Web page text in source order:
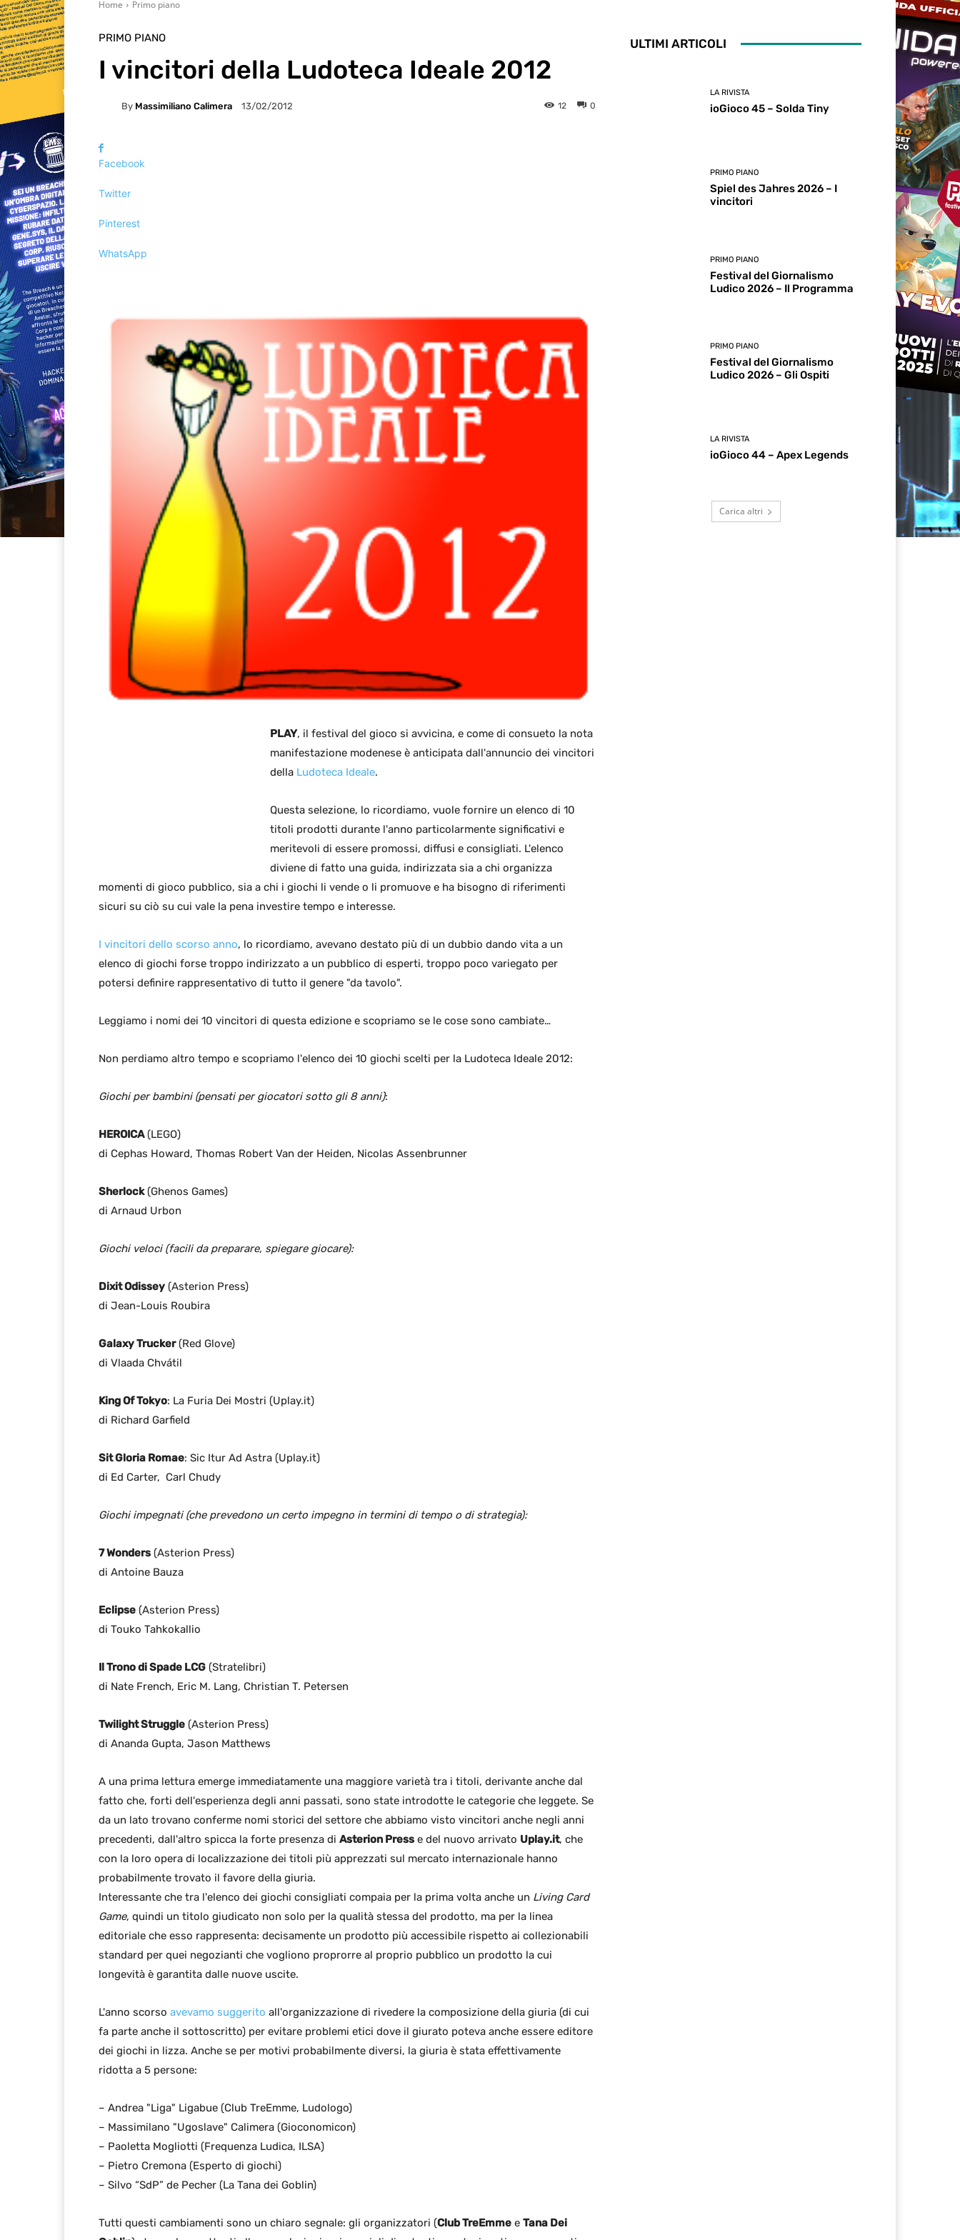
Home Primo piano
PRIMO PIANO
I vincitori della Ludoteca Ideale 2012
By Massimiliano Calimera 13/02/2012 0
12
Facebook
Twitter
Pinterest
WhatsApp
PLAY, il festival del gioco si avvicina, e come di consueto la nota
manifestazione modenese è anticipata dall'annuncio dei vincitori
della Ludoteca Ideale.
Questa selezione, lo ricordiamo, vuole fornire un elenco di 10
titoli prodotti durante l'anno particolarmente significativi e
meritevoli di essere promossi, diffusi e consigliati. L'elenco
diviene di fatto una guida, indirizzata sia a chi organizza
momenti di gioco pubblico, sia a chi i giochi li vende o li promuove e ha bisogno di riferimenti
sicuri su ciò su cui vale la pena investire tempo e interesse.
I vincitori dello scorso anno, lo ricordiamo, avevano destato più di un dubbio dando vita a un
elenco di giochi forse troppo indirizzato a un pubblico di esperti, troppo poco variegato per
potersi definire rappresentativo di tutto il genere "da tavolo".
Leggiamo i nomi dei 10 vincitori di questa edizione e scopriamo se le cose sono cambiate…
Non perdiamo altro tempo e scopriamo l'elenco dei 10 giochi scelti per la Ludoteca Ideale 2012:
Giochi per bambini (pensati per giocatori sotto gli 8 anni):
HEROICA(LEGO)
di Cephas Howard, Thomas Robert Van der Heiden, Nicolas Assenbrunner
Sherlock(Ghenos Games)
di Arnaud Urbon
Giochi veloci (facili da preparare, spiegare giocare):
Dixit Odissey (Asterion Press)
di Jean-Louis Roubira
Galaxy Trucker(Red Glove)
di Vlaada Chvátil
King Of Tokyo: La Furia Dei Mostri (Uplay.it)
di Richard Garfield
Sit Gloria Romae: Sic Itur Ad Astra (Uplay.it)
di Ed Carter, Carl Chudy
Giochi impegnati (che prevedono un certo impegno in termini di tempo o di strategia):
7 Wonders (Asterion Press)
di Antoine Bauza
Eclipse (Asterion Press)
di Touko Tahkokallio
Il Trono di Spade LCG (Stratelibri)
di Nate French, Eric M. Lang, Christian T. Petersen
Twilight Struggle (Asterion Press)
di Ananda Gupta, Jason Matthews
A una prima lettura emerge immediatamente una maggiore varietà tra i titoli, derivante anche dal
fatto che, forti dell'esperienza degli anni passati, sono state introdotte le categorie che leggete. Se
da un lato trovano conferme nomi storici del settore che abbiamo visto vincitori anche negli anni
precedenti, dall'altro spicca la forte presenza di Asterion Press e del nuovo arrivato Uplay.it, che
con la loro opera di localizzazione dei titoli più apprezzati sul mercato internazionale hanno
probabilmente trovato il favore della giuria.
Interessante che tra l'elenco dei giochi consigliati compaia per la prima volta anche un Living Card
Game, quindi un titolo giudicato non solo per la qualità stessa del prodotto, ma per la linea
editoriale che esso rappresenta: decisamente un prodotto più accessibile rispetto ai collezionabili
standard per quei negozianti che vogliono proprorre al proprio pubblico un prodotto la cui
longevità è garantita dalle nuove uscite.
L'anno scorso avevamo suggerito all'organizzazione di rivedere la composizione della giuria (di cui
fa parte anche il sottoscritto) per evitare problemi etici dove il giurato poteva anche essere editore
dei giochi in lizza. Anche se per motivi probabilmente diversi, la giuria è stata effettivamente
ridotta a 5 persone:
– Andrea "Liga" Ligabue (Club TreEmme, Ludologo)
– Massimilano "Ugoslave" Calimera (Gioconomicon)
– Paoletta Mogliotti (Frequenza Ludica, ILSA)
– Pietro Cremona (Esperto di giochi)
– Silvo “SdP” de Pecher (La Tana dei Goblin)
Tutti questi cambiamenti sono un chiaro segnale: gli organizzatori (Club TreEmme e Tana Dei
ULTIMI ARTICOLI
LA RIVISTA
ioGioco 45 – Solda Tiny
PRIMO PIANO
Spiel des Jahres 2026 – I
vincitori
PRIMO PIANO
Festival del Giornalismo
Ludico 2026 – Il Programma
PRIMO PIANO
Festival del Giornalismo
Ludico 2026 – Gli Ospiti
LA RIVISTA
ioGioco 44 – Apex Legends
Carica altri